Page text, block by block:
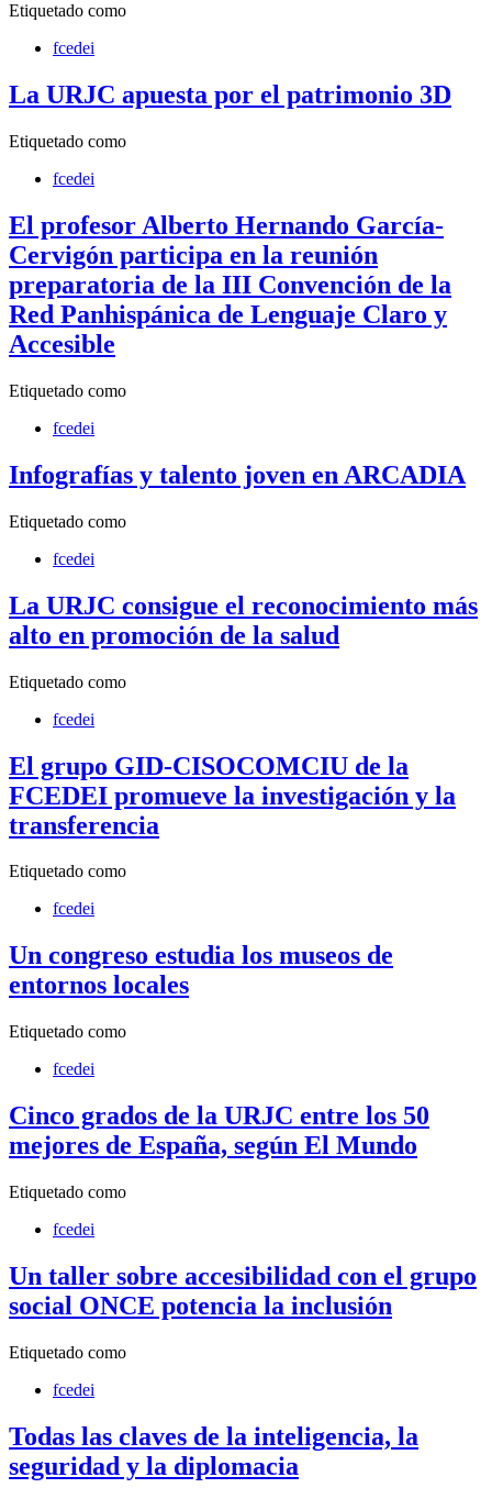
Etiquetado como
fcedei
La URJC apuesta por el patrimonio 3D
Etiquetado como
fcedei
El profesor Alberto Hernando García-
Cervigón participa en la reunión
preparatoria de la III Convención de la
Red Panhispánica de Lenguaje Claro y
Accesible
Etiquetado como
fcedei
Infografías y talento joven en ARCADIA
Etiquetado como
fcedei
La URJC consigue el reconocimiento más
alto en promoción de la salud
Etiquetado como
fcedei
El grupo GID-CISOCOMCIU de la
FCEDEI promueve la investigación y la
transferencia
Etiquetado como
fcedei
Un congreso estudia los museos de
entornos locales
Etiquetado como
fcedei
Cinco grados de la URJC entre los 50
mejores de España, según El Mundo
Etiquetado como
fcedei
Un taller sobre accesibilidad con el grupo
social ONCE potencia la inclusión
Etiquetado como
fcedei
Todas las claves de la inteligencia, la
seguridad y la diplomacia